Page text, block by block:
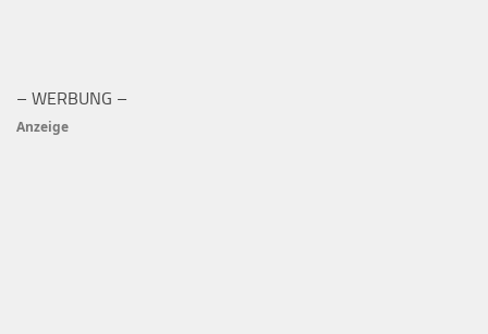
– WERBUNG –
Anzeige